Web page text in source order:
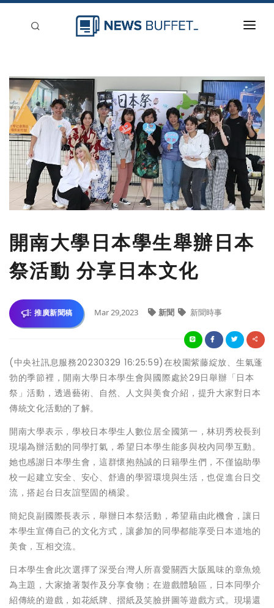
新聞稿分類
登入
刊登
開南大學日本學生舉辦日本
祭活動 分享日本文化
推廣新聞稿 Mar 29,2023 新聞 新聞時事
(中央社訊息服務20230329 16:25:59)在校園紫藤綻放、生氣蓬
勃的季節裡，開南大學日本學生會與國際處於29日舉辦「日本
祭」活動，透過藝術、自然、人文與美食介紹，提升大家對日本
傳統文化活動的了解。
開南大學表示，學校日本學生人數位居全國第一，林玥秀校長到
現場為辦活動的同學打氣，希望日本學生能多與校內同學互動。
她也感謝日本學生會，這群懷抱熱誠的日籍學生們，不僅協助學
校一起建立安全、安心、舒適的學習環境與生活，也促進台日交
流，搭起台日友誼堅固的橋梁。
簡妃良副國際長表示，舉辦日本祭活動，希望藉由此機會，讓日
本學生宣傳自己的文化方式，讓參加的同學都能享受日本道地的
美食，互相交流。
日本學生會此次選擇了深受台灣人所喜愛關西大阪風味的章魚燒
為主題，大家搶著製作及分享食物；在遊戲體驗區，日本同學介
紹傳統的遊戲，如花紙牌、摺紙及笑臉拼圖等遊戲方式。現場還